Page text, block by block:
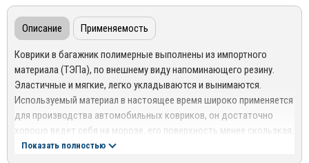
Описание Применяемость
Коврики в багажник полимерные выполнены из импортного
материала (ТЭПа), по внешнему виду напоминающего резину.
Эластичные и мягкие, легко укладываются и вынимаются.
Используемый материал в настоящее время широко применяется
для производства автомобильных ковриков, он достаточно
хорошо ведет себя на морозе, его поверхность менее скользкая,
чем у пластикового.
Показать полностью